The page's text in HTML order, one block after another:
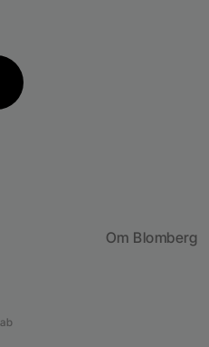
Om Blomberg